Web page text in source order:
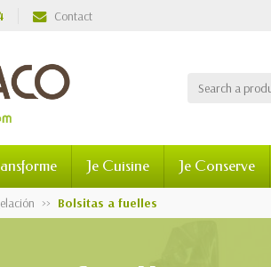
Contact
Je Cuisine Je Conserve
Bolsitas a fuelles